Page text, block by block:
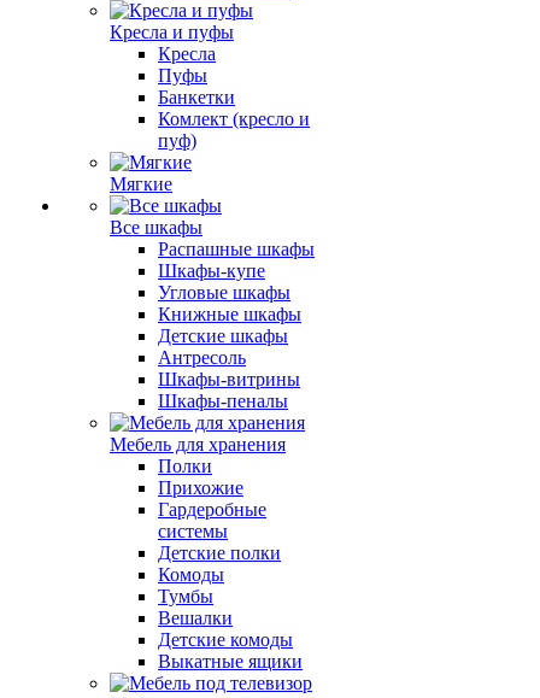
Кресла и пуфы
Кресла
Пуфы
Банкетки
Комлект (кресло и
пуф)
Мягкие
Все шкафы
Распашные шкафы
Шкафы-купе
Угловые шкафы
Книжные шкафы
Детские шкафы
Антресоль
Шкафы-витрины
Шкафы-пеналы
Мебель для хранения
Полки
Прихожие
Гардеробные
системы
Детские полки
Комоды
Тумбы
Вешалки
Детские комоды
Выкатные ящики